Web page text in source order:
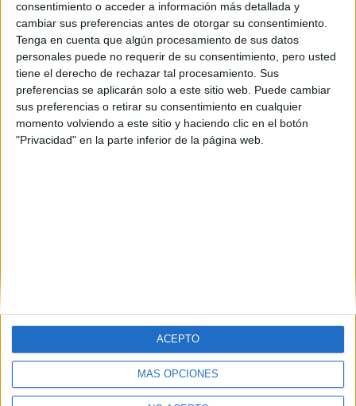
consentimiento o acceder a información más detallada y
cambiar sus preferencias antes de otorgar su consentimiento.
Tenga en cuenta que algún procesamiento de sus datos
personales puede no requerir de su consentimiento, pero usted
tiene el derecho de rechazar tal procesamiento. Sus
preferencias se aplicarán solo a este sitio web. Puede cambiar
sus preferencias o retirar su consentimiento en cualquier
momento volviendo a este sitio y haciendo clic en el botón
"Privacidad" en la parte inferior de la página web.
MÁS OPCIONES
ACEPTO
Quiénes somos|Contactar|Anúnciate